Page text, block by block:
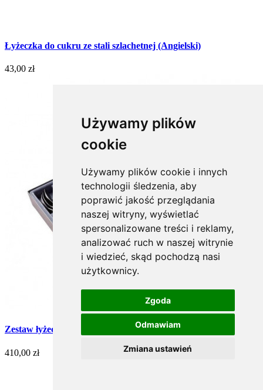
Używamy plików
cookie
Używamy plików cookie i innych
technologii śledzenia, aby
poprawić jakość przeglądania
naszej witryny, wyświetlać
spersonalizowane treści i reklamy,
analizować ruch w naszej witrynie
i wiedzieć, skąd pochodzą nasi
użytkownicy.
Zgoda
Odmawiam
Zmiana ustawień
Łyżeczka do cukru ze stali szlachetnej (Angielski)
43,00 zł
Zestaw łyżeczek ze stali szlachetnej - 13 szt. (Wenus)
410,00 zł